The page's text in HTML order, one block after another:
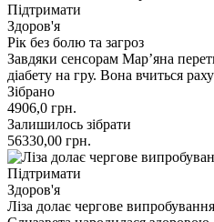
Підтримати
Здоров'я
Рік без болю та загроз
Завдяки сенсорам Марʼяна
діабету на гру. Вона вчиться
Зібрано
4906,0 грн.
Залишилось зібрати
56330,00 грн.
Підтримати
Здоров'я
Ліза долає чергове